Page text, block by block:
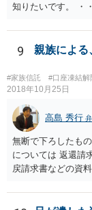
知りたいです。 ・
ています。 やはり
の事だけ考えるべ
い解決案があれば
と親子関係を結び
子縁組の必要があ
しているとは言え
望。もちろん私も
るいは 遺言書な
士に相談してみて
9 親族による
#家族信託 #口座凍結解
2018年10月25日
高島 秀行
無断で下ろしたも
については 返還請
戻請求書などの資